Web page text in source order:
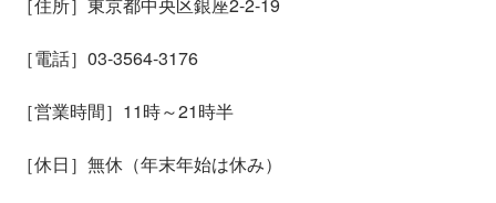
［住所］東京都中央区銀座2-2-19
［電話］03-3564-3176
［営業時間］11時～21時半
［休日］無休（年末年始は休み）